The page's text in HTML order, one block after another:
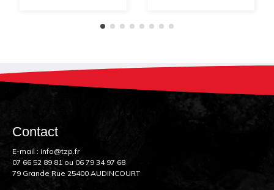
Contact
E-mail : info@tzp.fr
07 66 52 89 81 ou 06 79 34 97 68
79 Grande Rue 25400 AUDINCOURT